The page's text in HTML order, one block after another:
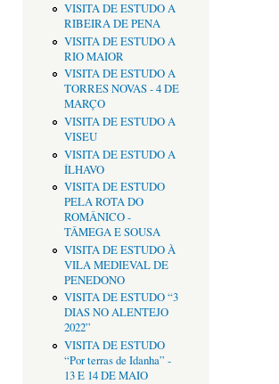
VISITA DE ESTUDO A
RIBEIRA DE PENA
VISITA DE ESTUDO A
RIO MAIOR
VISITA DE ESTUDO A
TORRES NOVAS - 4 DE
MARÇO
VISITA DE ESTUDO A
VISEU
VISITA DE ESTUDO A
ÍLHAVO
VISITA DE ESTUDO
PELA ROTA DO
ROMÂNICO -
TÂMEGA E SOUSA
VISITA DE ESTUDO À
VILA MEDIEVAL DE
PENEDONO
VISITA DE ESTUDO “3
DIAS NO ALENTEJO
2022”
VISITA DE ESTUDO
“Por terras de Idanha” -
13 E 14 DE MAIO